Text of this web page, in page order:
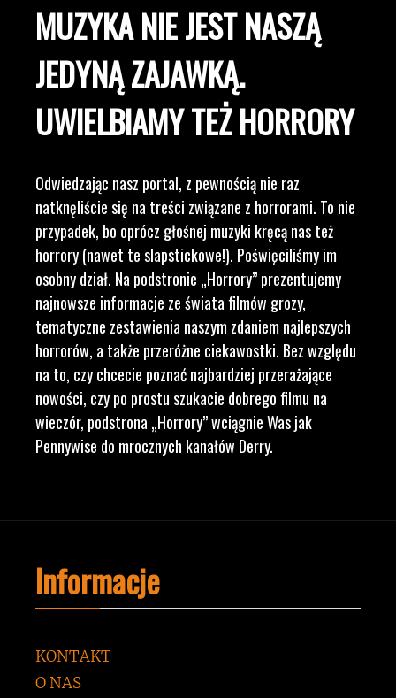
MUZYKA NIE JEST NASZĄ
JEDYNĄ ZAJAWKĄ.
UWIELBIAMY TEŻ HORRORY
Odwiedzając nasz portal, z pewnością nie raz
natknęliście się na treści związane z horrorami. To nie
przypadek, bo oprócz głośnej muzyki kręcą nas też
horrory (nawet te slapstickowe!). Poświęciliśmy im
osobny dział. Na podstronie „Horrory” prezentujemy
najnowsze informacje ze świata filmów grozy,
tematyczne zestawienia naszym zdaniem najlepszych
horrorów, a także przeróżne ciekawostki. Bez względu
na to, czy chcecie poznać najbardziej przerażające
nowości, czy po prostu szukacie dobrego filmu na
wieczór, podstrona „Horrory” wciągnie Was jak
Pennywise do mrocznych kanałów Derry.
Informacje
KONTAKT
O NAS